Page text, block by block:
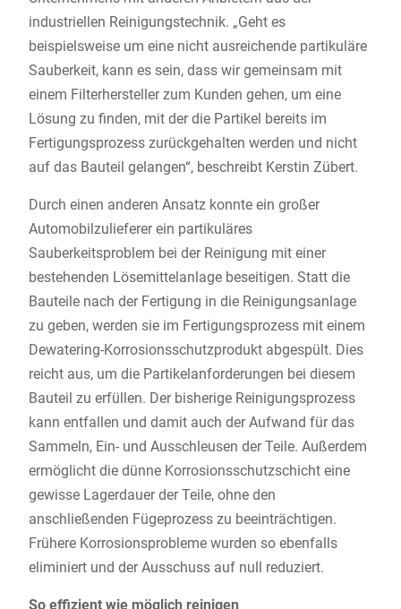
industriellen Reinigungstechnik. „Geht es
beispielsweise um eine nicht ausreichende partikuläre
Sauberkeit, kann es sein, dass wir gemeinsam mit
einem Filterhersteller zum Kunden gehen, um eine
Lösung zu finden, mit der die Partikel bereits im
Fertigungsprozess zurückgehalten werden und nicht
auf das Bauteil gelangen“, beschreibt Kerstin Zübert.
Durch einen anderen Ansatz konnte ein großer
Automobilzulieferer ein partikuläres
Sauberkeitsproblem bei der Reinigung mit einer
bestehenden Lösemittelanlage beseitigen. Statt die
Bauteile nach der Fertigung in die Reinigungsanlage
zu geben, werden sie im Fertigungsprozess mit einem
Dewatering-Korrosionsschutzprodukt abgespült. Dies
reicht aus, um die Partikelanforderungen bei diesem
Bauteil zu erfüllen. Der bisherige Reinigungsprozess
kann entfallen und damit auch der Aufwand für das
Sammeln, Ein- und Ausschleusen der Teile. Außerdem
ermöglicht die dünne Korrosionsschutzschicht eine
gewisse Lagerdauer der Teile, ohne den
anschließenden Fügeprozess zu beeinträchtigen.
Frühere Korrosionsprobleme wurden so ebenfalls
eliminiert und der Ausschuss auf null reduziert.
So effizient wie möglich reinigen